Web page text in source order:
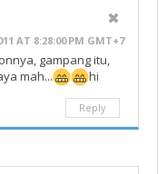
AT 8:28:00 PM GMT+7
gampang itu,
mah...
hi
Reply